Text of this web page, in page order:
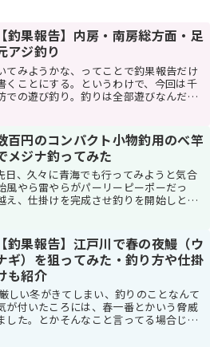
【釣果報告】内房・南房総方面・足
アジ釣り
てみようかな、ってことで釣果報告だけ
くことにする。というわけで、今回は千
での遊び釣り。釣りは全部遊びなんだけ
百円のコンパクト小物釣用のべ竿
メジナ釣ってみた
日、久々に青海でも行ってみようと気合
風やら雷やらがパーリーピーポーだっ
え、仕掛けを完成させ釣りを開始しとこ
【釣果報告】江戸川で春の夜鰻（ウ
ギ）を狙ってみた・釣り方や仕掛
も紹介
しい冬がきてしまい、釣りのことなんて
が付いたころには、春一番とかいう脅威
した。とかそんなこと言ってる場合じゃ